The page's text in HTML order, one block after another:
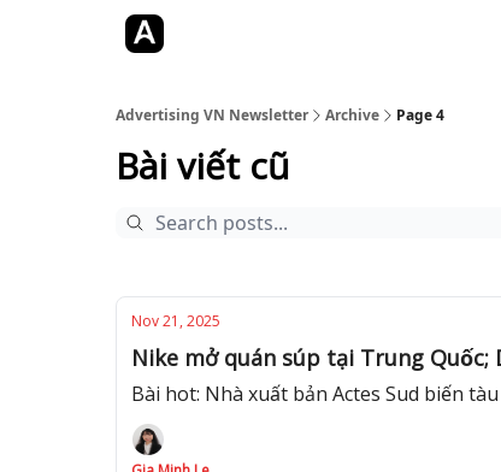
Advertising VN Newsletter Archive Page 4
Bài viết cũ
Nov 21, 2025
Nike mở quán súp tại Trung
Bài hot: Nhà xuất bản Actes Sud biến